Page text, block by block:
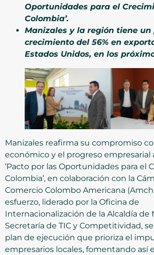
Oportunidades para el
Colombia’.
Manizales y la región tiene un
crecimiento del 56% en
Estados Unidos, en los
Manizales reafirma su compromiso
económico y el progreso empresarial
‘Pacto por las Oportunidades para el
Colombia’, en colaboración con la
Comercio Colombo Americana
esfuerzo, liderado por la Oficina de
Internacionalización de la Alcaldía de
Secretaría de TIC y Competitividad,
plan de ejecución que prioriza el
empresarios locales, fomentando así